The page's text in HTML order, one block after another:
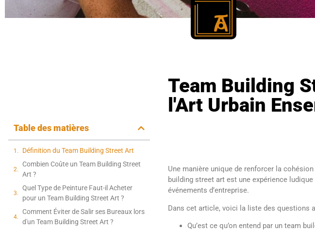
Table des matières
Définition du Team Building Street Art
Combien Coûte un Team Building Street
Art ?
Quel Type de Peinture Faut-il Acheter
pour un Team Building Street Art ?
Comment Éviter de Salir ses Bureaux lors
d'un Team Building Street Art ?
Team Building
l'Art Urbain
Une manière unique de renforcer la
building street art est une expérience
événements d’entreprise.
Dans cet article, voici la liste des questions
Qu’est ce qu’on entend par un team